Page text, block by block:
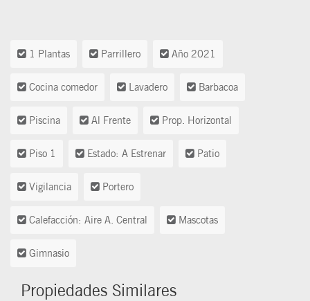
1 Plantas Parrillero Año 2021
Cocina comedor Lavadero Barbacoa
Piscina Al Frente Prop. Horizontal
Piso 1 Estado: A Estrenar Patio
Vigilancia Portero
Calefacción: Aire A. Central Mascotas
Gimnasio
Propiedades Similares